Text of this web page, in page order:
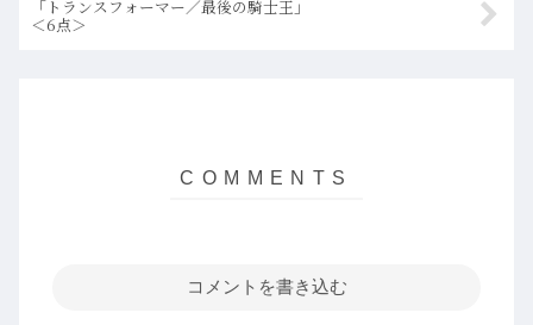
「トランスフォーマー／最後の騎士王」
＜6点＞
コメントを書き込む